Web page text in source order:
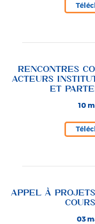
RENCONTRES
ACTEURS
ET
10
APPEL À
03